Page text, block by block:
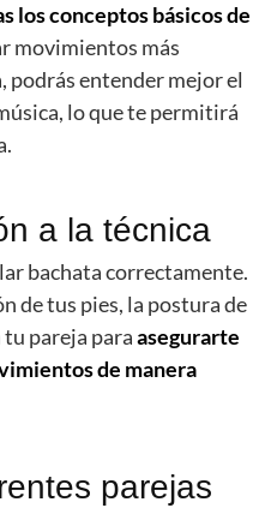
los conceptos básicos de
movimientos más
podrás entender mejor el
lo que te permitirá
a la técnica
bachata correctamente.
de tus pies, la postura de
pareja paraasegurarte
de manera
parejas